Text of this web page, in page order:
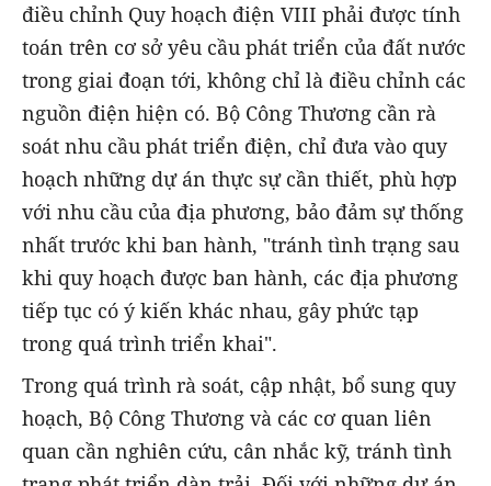
điều chỉnh Quy hoạch điện VIII phải được tính
toán trên cơ sở yêu cầu phát triển của đất nước
trong giai đoạn tới, không chỉ là điều chỉnh các
nguồn điện hiện có. Bộ Công Thương cần rà
soát nhu cầu phát triển điện, chỉ đưa vào quy
hoạch những dự án thực sự cần thiết, phù hợp
với nhu cầu của địa phương, bảo đảm sự thống
nhất trước khi ban hành, "tránh tình trạng sau
khi quy hoạch được ban hành, các địa phương
tiếp tục có ý kiến khác nhau, gây phức tạp
trong quá trình triển khai".
Trong quá trình rà soát, cập nhật, bổ sung quy
hoạch, Bộ Công Thương và các cơ quan liên
quan cần nghiên cứu, cân nhắc kỹ, tránh tình